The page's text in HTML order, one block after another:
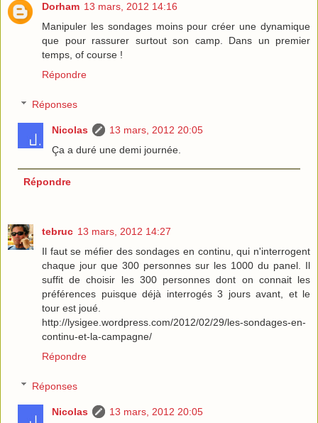
Dorham 13 mars, 2012 14:16
Manipuler les sondages moins pour créer une dynamique
que pour rassurer surtout son camp. Dans un premier
temps, of course !
Répondre
Réponses
Nicolas
13 mars, 2012 20:05
Ça a duré une demi journée.
Répondre
tebruc 13 mars, 2012 14:27
Il faut se méfier des sondages en continu, qui n'interrogent
chaque jour que 300 personnes sur les 1000 du panel. Il
suffit de choisir les 300 personnes dont on connait les
préférences puisque déjà interrogés 3 jours avant, et le
tour est joué.
http://lysigee.wordpress.com/2012/02/29/les-sondages-en-
continu-et-la-campagne/
Répondre
Réponses
Nicolas 13 mars, 2012 20:05